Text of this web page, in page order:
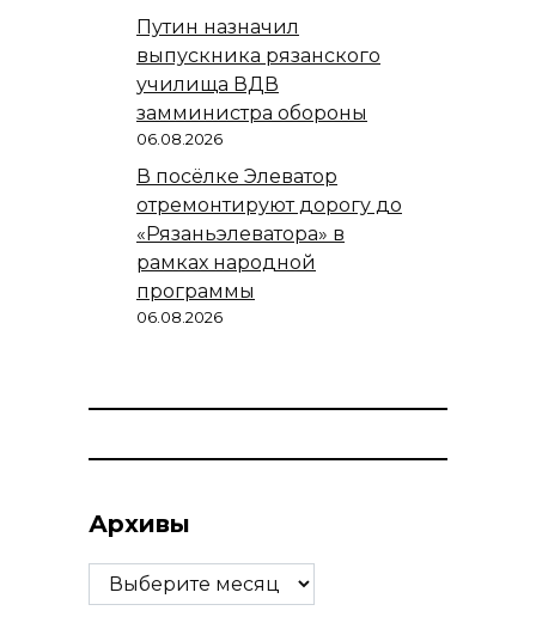
Путин назначил
выпускника рязанского
училища ВДВ
замминистра обороны
06.08.2026
В посёлке Элеватор
отремонтируют дорогу до
«Рязаньэлеватора» в
рамках народной
программы
06.08.2026
Архивы
Архивы